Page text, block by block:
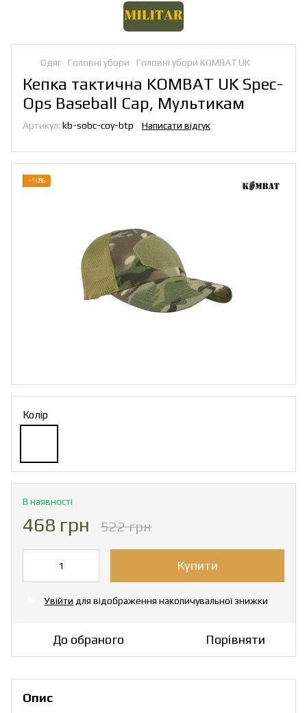
Одяг Головні убори Головні убори KOMBAT UK
Кепка тактична KOMBAT UK Spec-
Ops Baseball Cap, Мультикам
Артикул: kb-sobc-coy-btp Написати відгук
−10%
Колір
В наявності
468 грн 522 грн
Купити
Увійти для відображення накопичувальної знижки
До обраного Порівняти
Опис